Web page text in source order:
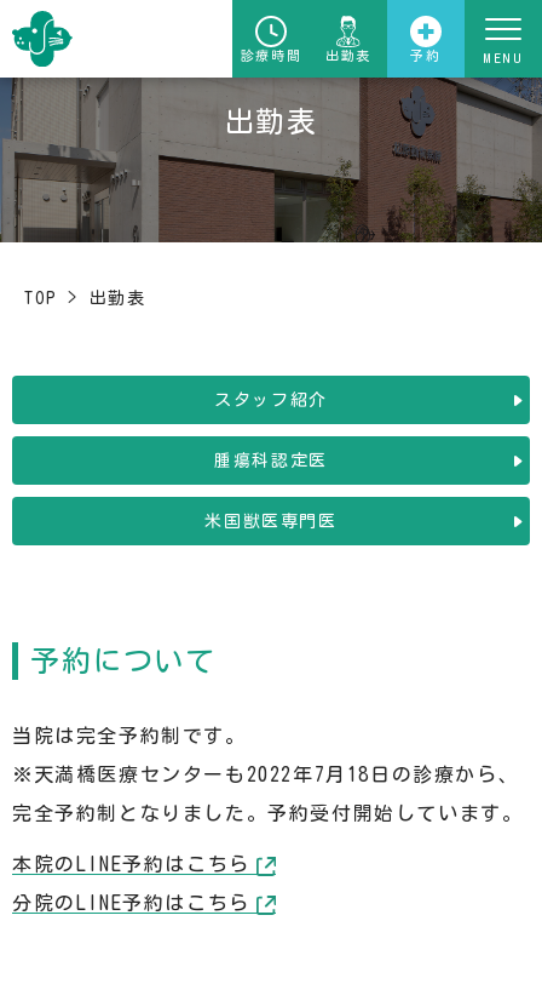
診療時間 出勤表 予約
出勤表
TOP > 出勤表
スタッフ紹介
腫瘍科認定医
米国獣医専門医
予約について
当院は完全予約制です。
※天満橋医療センターも2022年7月18日の診療から、
完全予約制となりました。予約受付開始しています。
本院のLINE予約はこちら
分院のLINE予約はこちら